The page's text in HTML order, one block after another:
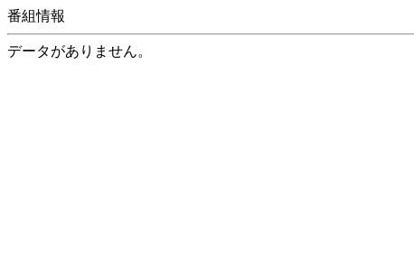
番組情報
データがありません。